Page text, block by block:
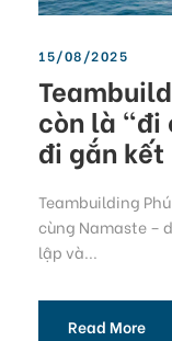
15/08/2025
còn là “đi
đi gắn kết
Teambuilding
cùng Namaste –
lập và...
Read More